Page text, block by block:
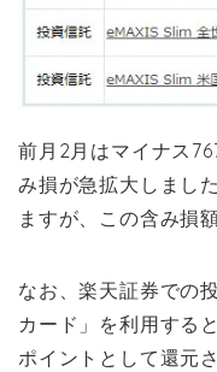
前月2月はマイナス
み損が急拡大しまし
ますが、この含み損
なお、楽天証券での
カード」を利用する
ポイントとして還元